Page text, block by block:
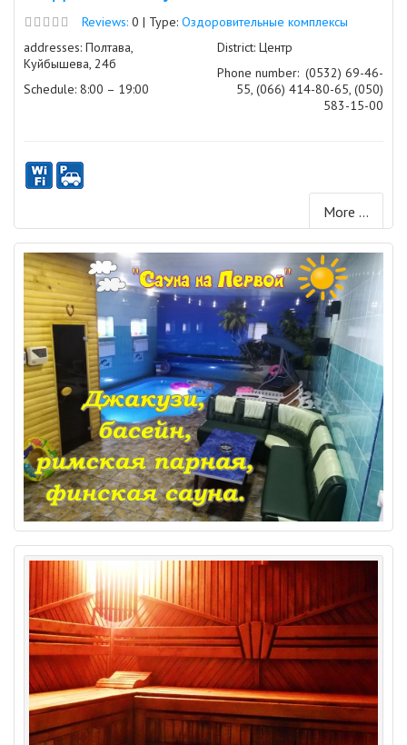
Reviews: 0 | Type: Оздоровительные комплексы
addresses: Полтава,
Куйбышева, 24б
Schedule: 8:00 – 19:00
District: Центр
Phone number: (0532) 69-46-
55, (066) 414-80-65, (050)
583-15-00
More ...